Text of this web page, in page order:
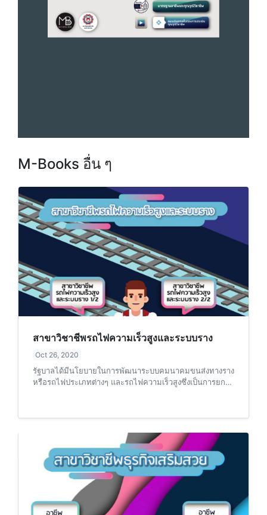
M-Books อื่น ๆ
สาขาวิชาชีพรถไฟความเร็วสูงและระบบราง
Oct 26, 2020
รัฐบาลได้มีนโยบายในการพัฒนาระบบคมนาคมขนส่งทางราง
หรือรถไฟประเภทต่างๆ และรถไฟความเร็วสูงซึ่งเป็นการยก